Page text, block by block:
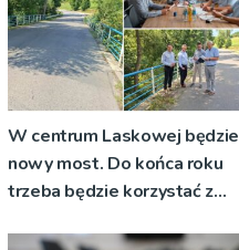
W centrum Laskowej będzie
nowy most. Do końca roku
trzeba będzie korzystać z